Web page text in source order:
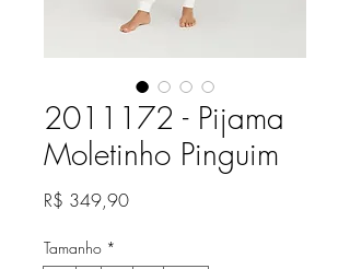
2011172 - Pijama
Moletinho Pinguim
R$ 349,90Preço
Tamanho *